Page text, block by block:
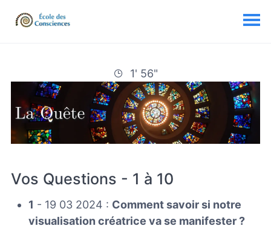
1' 56"
Vos Questions - 1 à 10
1 - 19 03 2024 : Comment savoir si notre
visualisation créatrice va se manifester ?